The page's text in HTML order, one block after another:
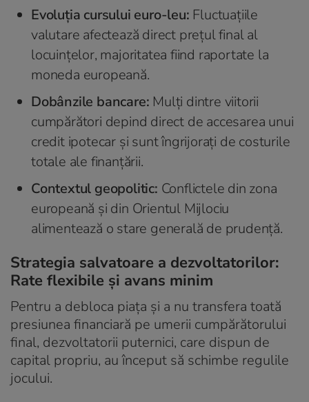
Evoluția cursului euro-leu: Fluctuațiile
valutare afectează direct prețul final al
locuințelor, majoritatea fiind raportate la
moneda europeană.
Dobânzile bancare: Mulți dintre viitorii
cumpărători depind direct de accesarea unui
credit ipotecar și sunt îngrijorați de costurile
totale ale finanțării.
Contextul geopolitic: Conflictele din zona
europeană și din Orientul Mijlociu
alimentează o stare generală de prudență.
Strategia salvatoare a dezvoltatorilor:
Rate flexibile și avans minim
Pentru a debloca piața și a nu transfera toată
presiunea financiară pe umerii cumpărătorului
final, dezvoltatorii puternici, care dispun de
capital propriu, au început să schimbe regulile
jocului.